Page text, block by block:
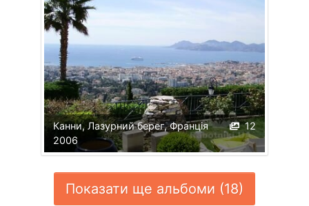
12
Канни, Лазурний берег, Франція
2006
Показати ще альбоми (18)